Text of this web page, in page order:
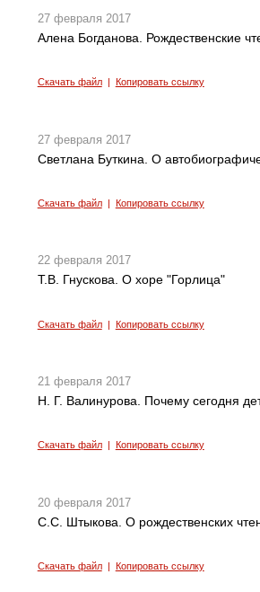
27 февраля 2017
Алена Богданова. Рождественские
Скачать файл| Копировать ссылку
27 февраля 2017
Светлана Буткина. О
Скачать файл| Копировать ссылку
22 февраля 2017
Т.В. Гнускова. О хоре "Горлица"
Скачать файл| Копировать ссылку
21 февраля 2017
Н. Г. Валинурова. Почему сегодня
Скачать файл| Копировать ссылку
20 февраля 2017
С.С. Штыкова. О рождественских
Скачать файл| Копировать ссылку